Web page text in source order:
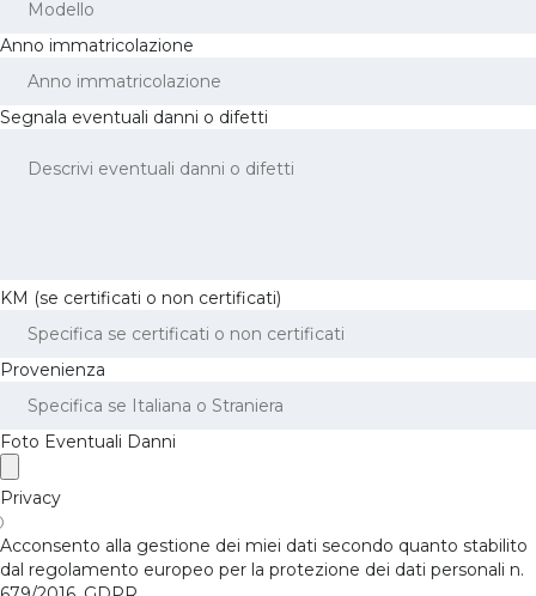
Anno immatricolazione
Segnala eventuali danni o difetti
KM (se certificati o non certificati)
Provenienza
Foto Eventuali Danni
Privacy
Acconsento alla gestione dei miei dati secondo quanto stabilito
dal regolamento europeo per la protezione dei dati personali n.